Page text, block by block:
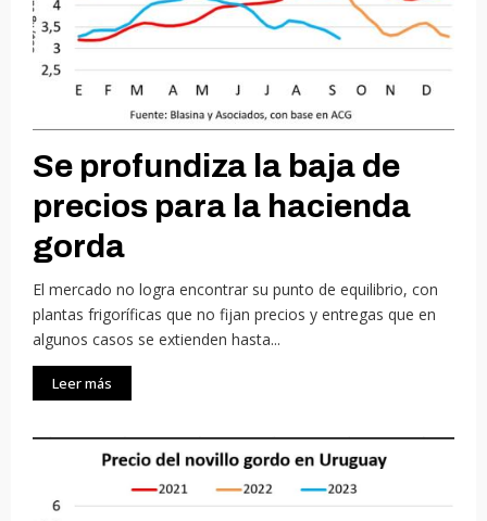
Se profundiza la baja de
precios para la hacienda
gorda
El mercado no logra encontrar su punto de equilibrio, con
plantas frigoríficas que no fijan precios y entregas que en
algunos casos se extienden hasta...
Leer más